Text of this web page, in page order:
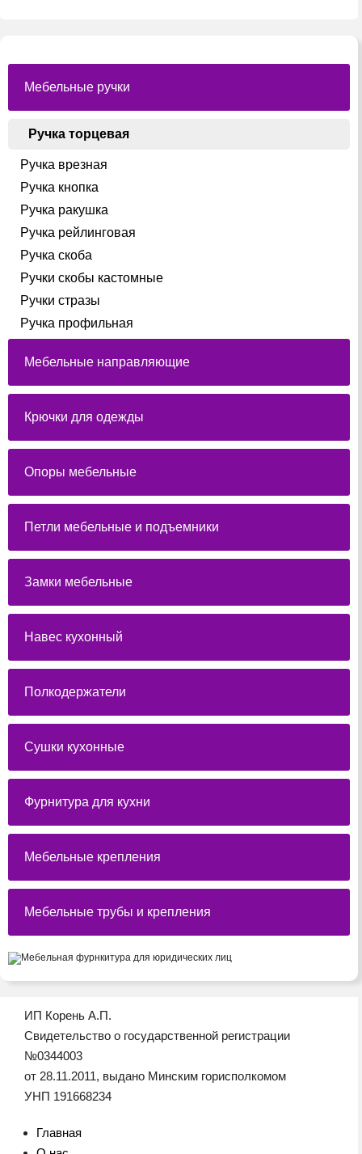
Мебельные ручки
Ручка торцевая
Ручка врезная
Ручка кнопка
Ручка ракушка
Ручка рейлинговая
Ручка скоба
Ручки скобы кастомные
Ручки стразы
Ручка профильная
Мебельные направляющие
Крючки для одежды
Опоры мебельные
Петли мебельные и подъемники
Замки мебельные
Навес кухонный
Полкодержатели
Сушки кухонные
Фурнитура для кухни
Мебельные крепления
Мебельные трубы и крепления
ИП Корень А.П.
Свидетельство о государственной регистрации
№0344003
от 28.11.2011, выдано Минским горисполкомом
УНП 191668234
Главная